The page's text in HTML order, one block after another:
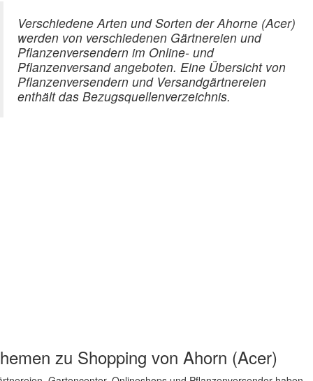
Verschiedene Arten und Sorten der Ahorne (Acer)
werden von verschiedenen Gärtnereien und
Pflanzenversendern im Online- und
Pflanzenversand angeboten. Eine Übersicht von
Pflanzenversendern und Versandgärtnereien
enthält das Bezugsquellenverzeichnis.
zu Shopping von Ahorn (Acer)